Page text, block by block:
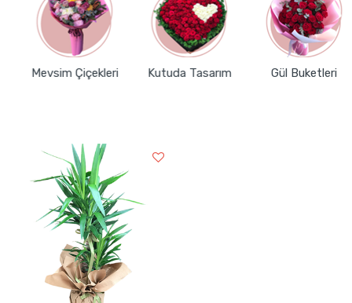
Mevsim Çiçekleri Kutuda Tasarım Gül Buketleri